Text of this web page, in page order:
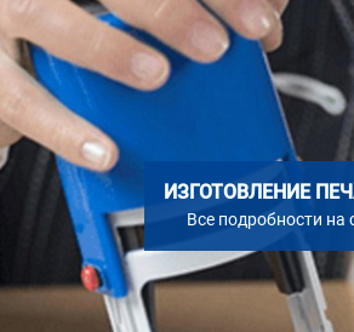
ИЗГОТОВЛЕНИЕ
Все подробности на